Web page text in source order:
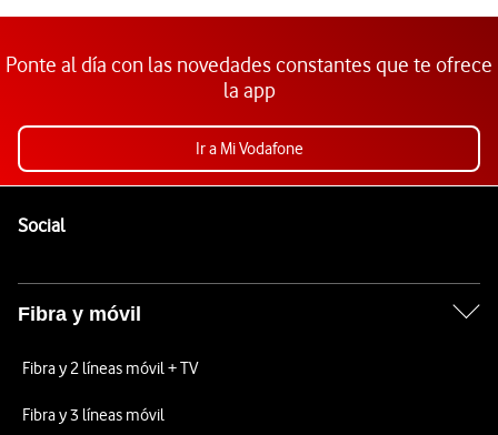
Ponte al día con las novedades constantes que te ofrece
la app
Ir a Mi Vodafone
SocialEnlaces a las redes sociales de Vodafone
Fibra y móvil
Fibra y 2 líneas móvil + TV
Fibra y 3 líneas móvil